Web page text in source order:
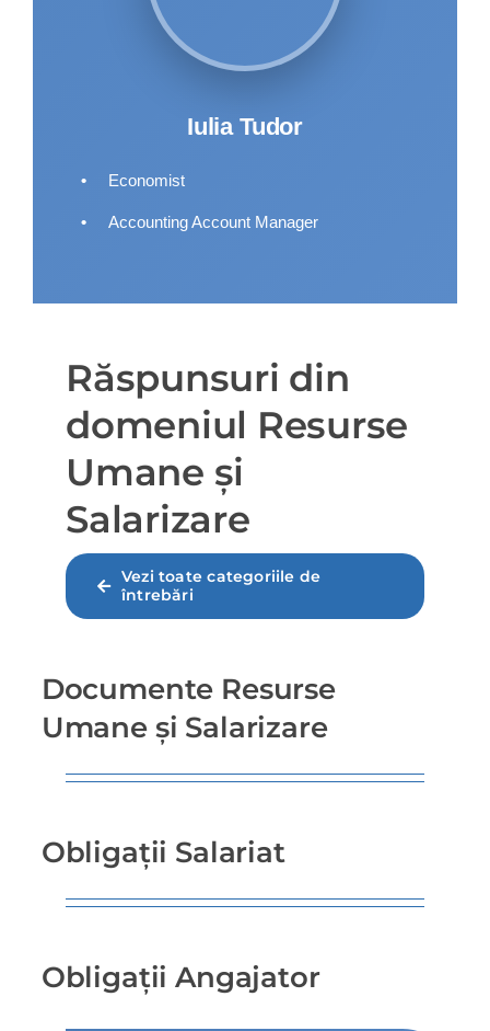
Iulia Tudor
• Economist
• Accounting Account Manager
Răspunsuri din
domeniul Resurse
Umane și
Salarizare
Vezi toate categoriile de
întrebări
Documente Resurse
Umane și Salarizare
Obligații Salariat
Obligații Angajator